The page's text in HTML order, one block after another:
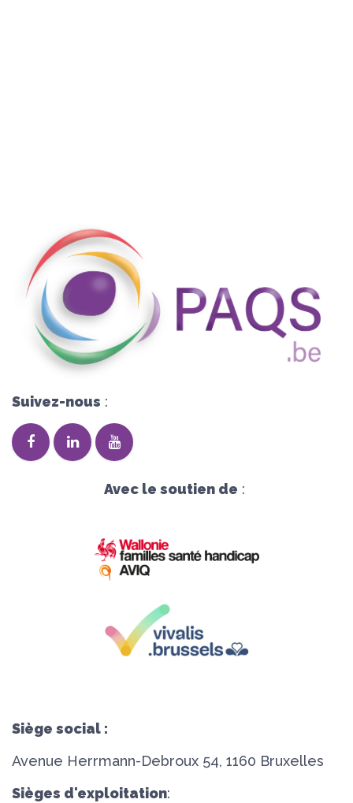
Suivez-nous :
Avec le soutien de :
Siège social :
Avenue Herrmann-Debroux 54, 1160 Bruxelles
Sièges d'exploitation: